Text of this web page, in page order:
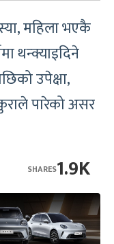
महिला भएकै
थन्क्याइदिने
उपेक्षा,
पारेको असर
1.9K
SHARES